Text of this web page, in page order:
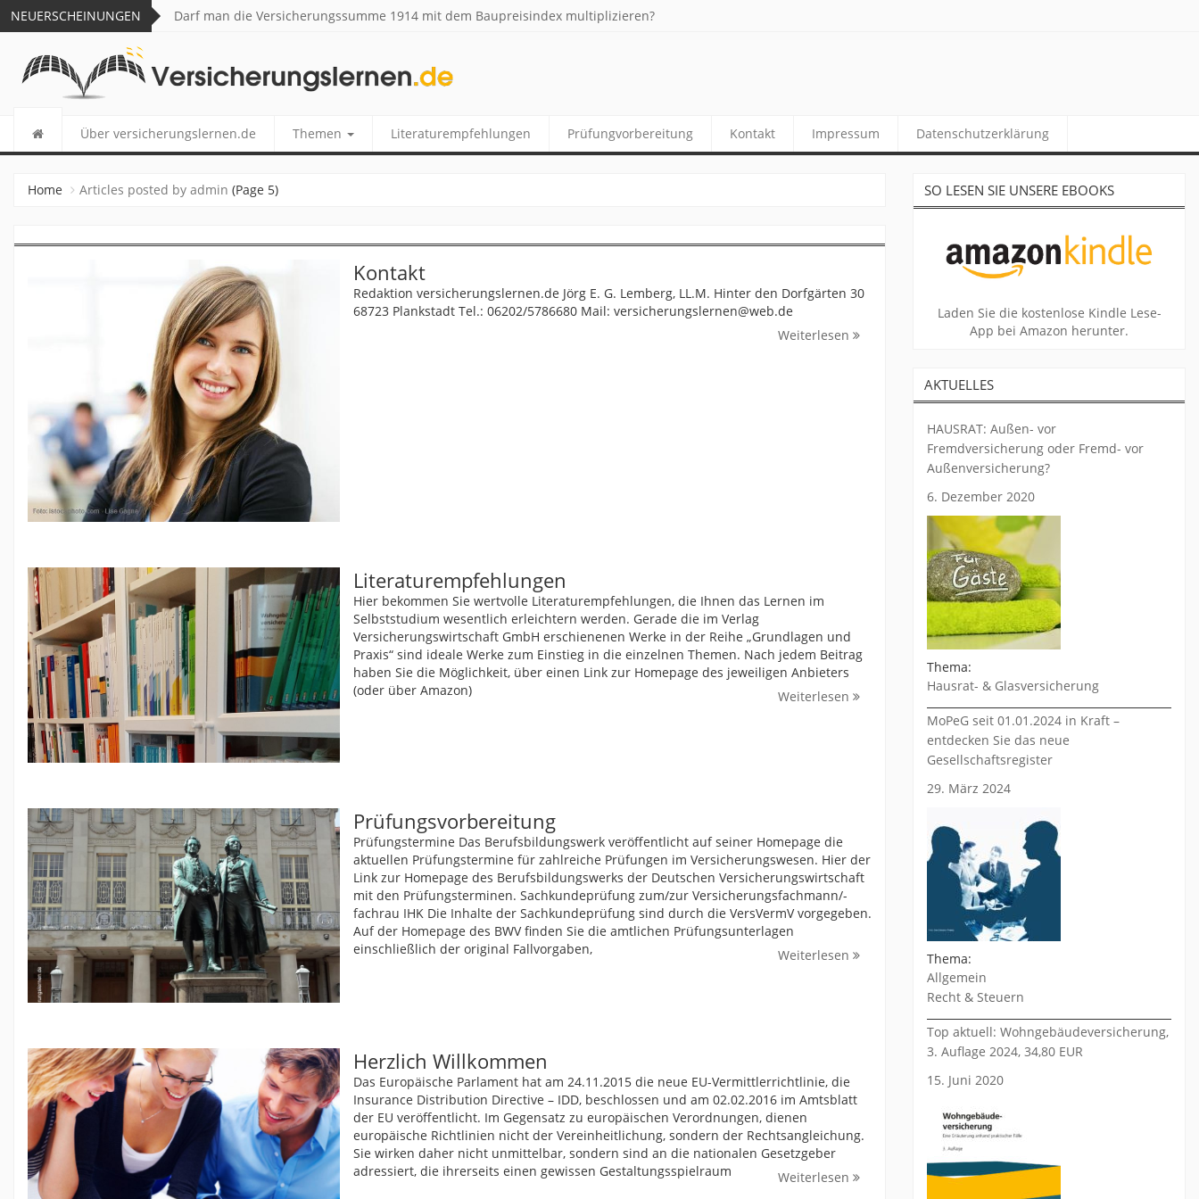
NEUERSCHEINUNGEN Darf man die Versicherungssumme 1914 mit dem Baupreisindex multiplizieren?
VERSICHERUNGSLERNEN.DE
Über versicherungslernen.de Themen Literaturempfehlungen Prüfungvorbereitung Kontakt Impressum Datenschutzerklärung
Home Articles posted by admin (Page 5)
Kontakt
Redaktion versicherungslernen.de Jörg E. G. Lemberg, LL.M. Hinter den Dorfgärten 30
68723 Plankstadt Tel.: 06202/5786680 Mail: versicherungslernen@web.de
Weiterlesen
Literaturempfehlungen
Hier bekommen Sie wertvolle Literaturempfehlungen, die Ihnen das Lernen im
Selbststudium wesentlich erleichtern werden. Gerade die im Verlag
Versicherungswirtschaft GmbH erschienenen Werke in der Reihe „Grundlagen und
Praxis“ sind ideale Werke zum Einstieg in die einzelnen Themen. Nach jedem Beitrag
haben Sie die Möglichkeit, über einen Link zur Homepage des jeweiligen Anbieters
(oder über Amazon)
Weiterlesen
Prüfungsvorbereitung
Prüfungstermine Das Berufsbildungswerk veröffentlicht auf seiner Homepage die
aktuellen Prüfungstermine für zahlreiche Prüfungen im Versicherungswesen. Hier der
Link zur Homepage des Berufsbildungswerks der Deutschen Versicherungswirtschaft
mit den Prüfungsterminen. Sachkundeprüfung zum/zur Versicherungsfachmann/-
fachrau IHK Die Inhalte der Sachkundeprüfung sind durch die VersVermV vorgegeben.
Auf der Homepage des BWV finden Sie die amtlichen Prüfungsunterlagen
einschließlich der original Fallvorgaben,
Weiterlesen
Herzlich Willkommen
Das Europäische Parlament hat am 24.11.2015 die neue EU-Vermittlerrichtlinie, die
Insurance Distribution Directive – IDD, beschlossen und am 02.02.2016 im Amtsblatt
der EU veröffentlicht. Im Gegensatz zu europäischen Verordnungen, dienen
europäische Richtlinien nicht der Vereinheitlichung, sondern der Rechtsangleichung.
Sie wirken daher nicht unmittelbar, sondern sind an die nationalen Gesetzgeber
adressiert, die ihrerseits einen gewissen Gestaltungsspielraum
Weiterlesen
SO LESEN SIE UNSERE EBOOKS
Laden Sie die kostenlose Kindle Lese-
App bei Amazon herunter.
AKTUELLES
HAUSRAT: Außen- vor
Fremdversicherung oder Fremd- vor
Außenversicherung?
6. Dezember 2020
Thema:
Hausrat- & Glasversicherung
MoPeG seit 01.01.2024 in Kraft –
entdecken Sie das neue
Gesellschaftsregister
29. März 2024
Thema:
Allgemein
Recht & Steuern
Top aktuell: Wohngebäudeversicherung,
3. Auflage 2024, 34,80 EUR
15. Juni 2020